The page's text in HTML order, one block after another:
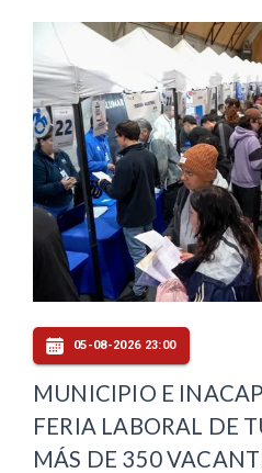
05-08-2026 23:00
MUNICIPIO E
FERIA LABORAL DE
MÁS DE 350